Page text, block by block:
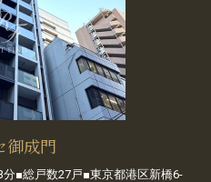
御成門
■総戸数27戸■東京都港区新橋6-